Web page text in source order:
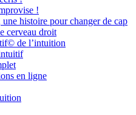
!
histoire pour changer de cap
cerveau droit
de l’intuition
en ligne